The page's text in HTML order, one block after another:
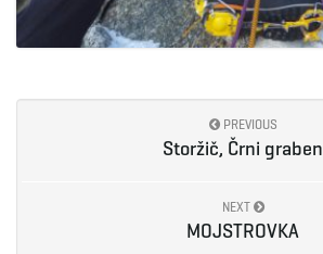
PREVIOUS
Storžič, Črni graben
NEXT
MOJSTROVKA